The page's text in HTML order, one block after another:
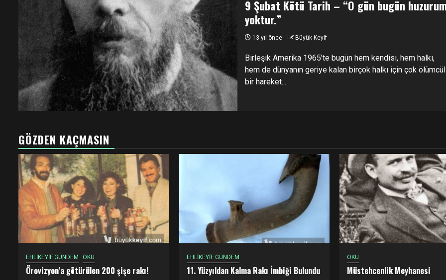
9 Şubat Kötü Tarih – “O gün bugün
yoktur.”
13 yıl önce Büyük Keyif
Birleşik Amerika 1965’te bugün hem kendisi, hem halkı,
hem de dünyanın geriye kalan birçok halkı için çok ölümcül
bir hareket...
GÖZDEN KAÇMASIN
EHLİKEYİF GÜNDEM OKU
Örovizyon’a götürülen 200 şişe rakı!
EHLİKEYİF GÜNDEM
11. Yüzyıldan Kalma Rakı İmbiği Bulundu
OKU
Müstehcenlik Meyhanesi